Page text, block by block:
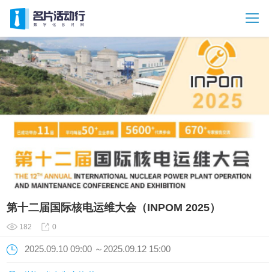
第十二届国际核电运维大会（INPOM 2025）
182 0
2025.09.10 09:00 ～2025.09.12 15:00